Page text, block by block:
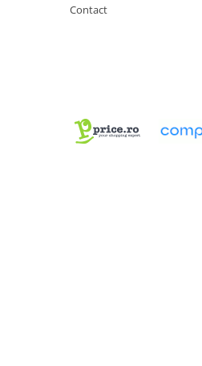
Truse / Kituri Ceasornicar
Contact